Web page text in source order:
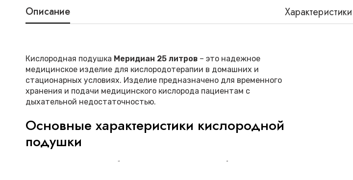
Описание Характеристики
Кислородная подушка Меридиан 25 литров – это надежное
медицинское изделие для кислородотерапии в домашних и
стационарных условиях. Изделие предназначено для временного
хранения и подачи медицинского кислорода пациентам с
дыхательной недостаточностью.
Основные характеристики кислородной
подушки
обеспечивает комфортную и безопасную подачу